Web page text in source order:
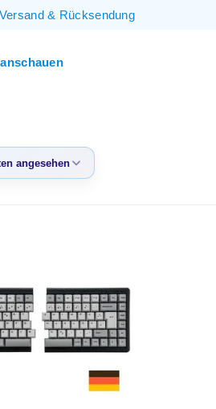
& Rücksendung
angesehen
Preis